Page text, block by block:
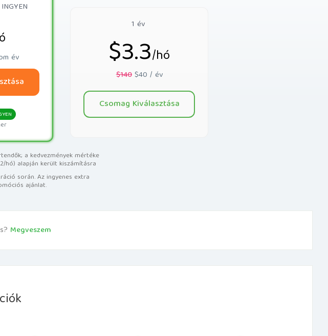
év
1 év
$3.3/hó
$140$40 / év
Csomag Kiválasztása
a kedvezmények mértéke
hó) alapján került kiszámításra
során. Az ingyenes extra
ajánlat.
Megveszem